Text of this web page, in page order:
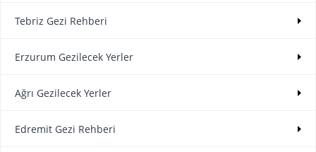
Tebriz Gezi Rehberi
Erzurum Gezilecek Yerler
Ağrı Gezilecek Yerler
Edremit Gezi Rehberi